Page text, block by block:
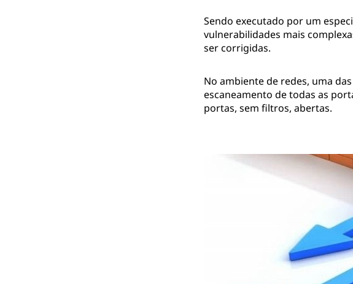
Sendo executado por um
vulnerabilidades mais
ser corrigidas.
No ambiente de redes, uma
escaneamento de todas as
portas, sem filtros, abertas.